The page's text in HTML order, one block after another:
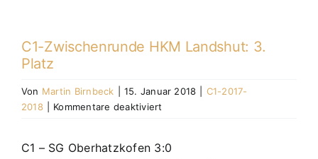
C1-Zwischenrunde HKM Landshut: 3.
Platz
Von Martin Birnbeck 15. Januar 2018
C1-2017-
2018
Kommentare deaktiviert
HKM
C1 – SG Oberhatzkofen 3:0